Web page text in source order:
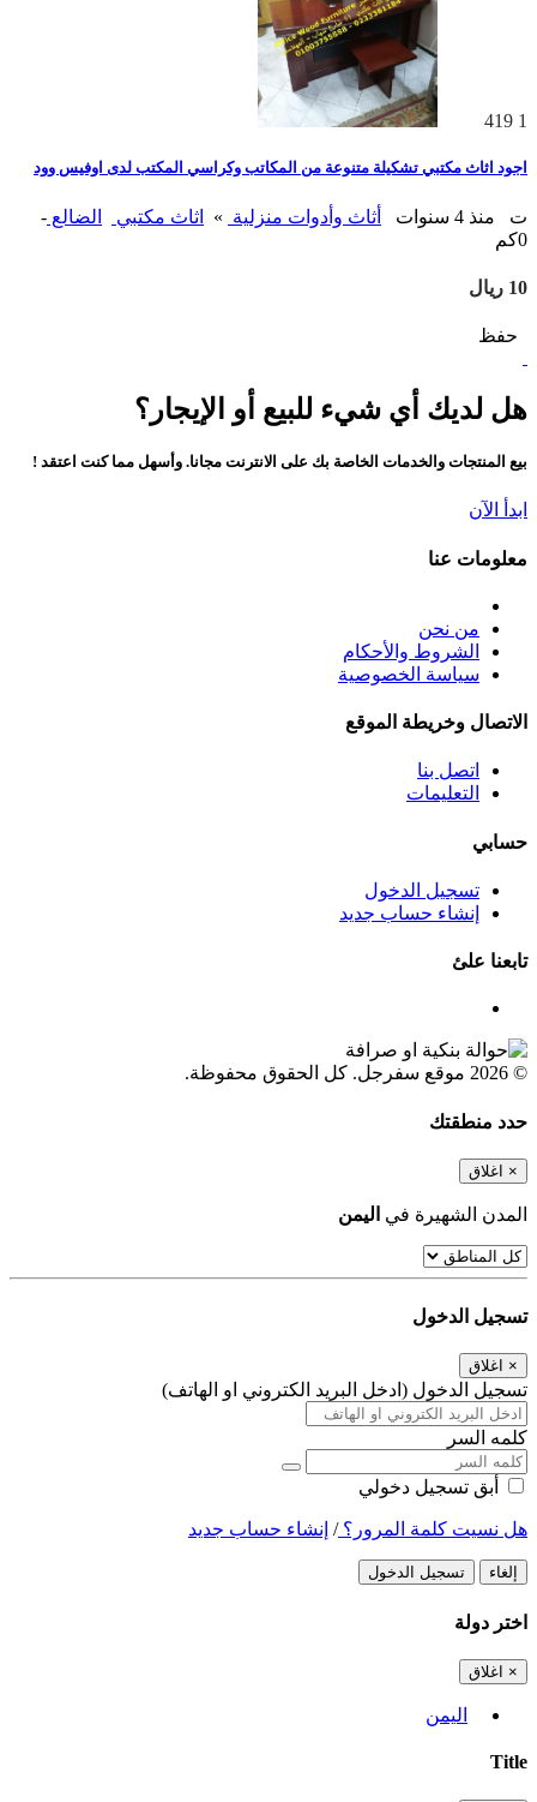
1
419
اجود اثاث مكتبي تشكيلة متنوعة من المكاتب وكراسي المكتب لدى اوفيس وود
ت منذ 4 سنوات أثاث وأدوات منزلية » اثاث مكتبي الضالع -
0كم
10 ريال
حفظ
هل لديك أي شيء للبيع أو الإيجار؟
بيع المنتجات والخدمات الخاصة بك على الانترنت مجانا. وأسهل مما كنت اعتقد !
ابدأ الآن
معلومات عنا
من نحن
الشروط والأحكام
سياسة الخصوصية
الاتصال وخريطة الموقع
اتصل بنا
التعليمات
حسابي
تسجيل الدخول
إنشاء حساب جديد
تابعنا علئ
© 2026 موقع سفرجل. كل الحقوق محفوظة.
حدد منطقتك
× اغلاق
المدن الشهيرة في اليمن
تسجيل الدخول
× اغلاق
تسجيل الدخول (ادخل البريد الكتروني او الهاتف)
كلمه السر
أبق تسجيل دخولي
هل نسيت كلمة المرور؟/ إنشاء حساب جديد
إلغاء تسجيل الدخول
اختر دولة
× اغلاق
اليمن
Title